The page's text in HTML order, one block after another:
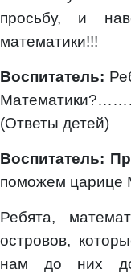
просьбу, и
математики!!!
Воспитатель:
(Ответы детей)
Воспитатель:
поможем царице
Ребята,
островов,
нам до них